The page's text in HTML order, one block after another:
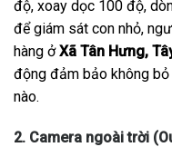
độ, xoay dọc 100 độ,
để giám sát con nhỏ,
hàng ởXã Tân Hưng,
động đảm bảo không
nào.
2. Camera ngoài trời